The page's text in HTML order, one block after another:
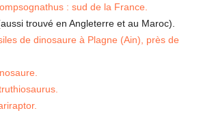
: sud de la France.
trouvé en Angleterre et au Maroc).
de dinosaure à Plagne (Ain), près de